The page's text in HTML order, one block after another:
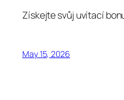
Získejte svůj uvítací
May 15, 2026